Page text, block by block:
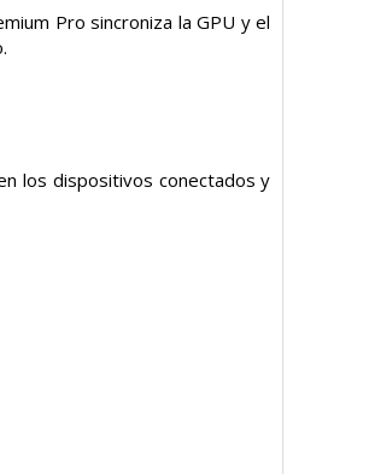
Pro sincroniza la GPU y el
los dispositivos conectados y